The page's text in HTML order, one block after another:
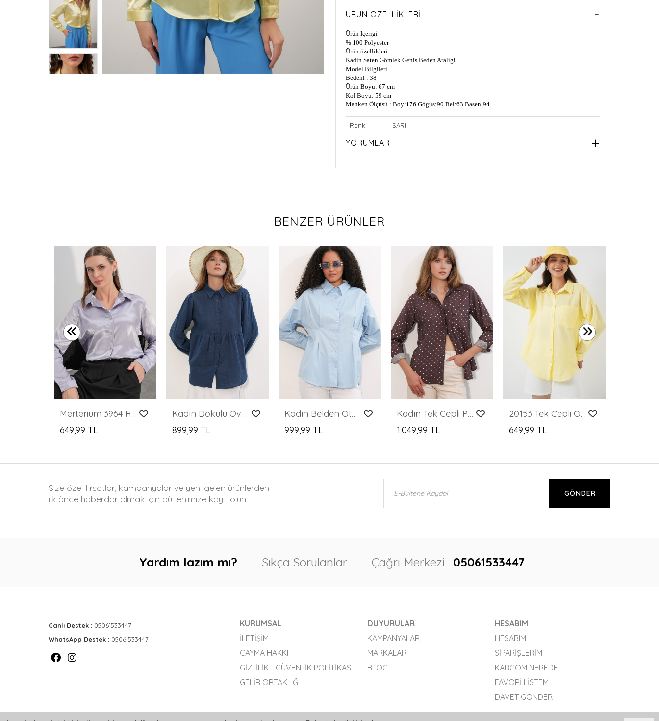
ÜRÜN ÖZELLIKLERI
Ürün Içerigi
% 100 Polyester
Ürün özellikleri
Kadin Saten Gömlek Genis Beden Araligi
Model Bilgileri
Bedeni : 38
Ürün Boyu: 67 cm
Kol Boyu: 59 cm
Manken Ölçüsü : Boy:176 Gögüs:90 Bel:63 Basen:94
Renk SARI
YORUMLAR
BENZER ÜRÜNLER
Merterium 3964 Hafif Dökümlü Saten Gömlek - Lila
649,99 TL
Kadın Dokulu Oversize Keten Gömlek 20381 - Lacivert
899,99 TL
Kadın Belden Oturtmalı Poplin Gömlek 20384 - Mavi
999,99 TL
Kadın Tek Cepli Puantiyeli Oversize Gömlek 20399 - Kahverengi
1.049,99 TL
20153 Tek Cepli Oversize Keten Gömlek - Açık Sarı
649,99 TL
Size özel fırsatlar, kampanyalar ve yeni gelen ürünlerden
ilk önce haberdar olmak için bültenimize kayıt olun
GÖNDER
Yardım lazım mı? Sıkça Sorulanlar Çağrı Merkezi 05061533447
Canlı Destek : 05061533447
WhatsApp Destek : 05061533447
KURUMSAL
İLETIŞIM
CAYMA HAKKI
GIZLILIK - GÜVENLIK POLITIKASI
GELIR ORTAKLIĞI
DUYURULAR
KAMPANYALAR
MARKALAR
BLOG
HESABIM
HESABIM
SIPARIŞLERIM
KARGOM NEREDE
FAVORI LISTEM
DAVET GÖNDER